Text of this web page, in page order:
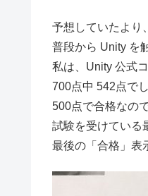
予想していたより
普段から Unity を
私は、Unity 公式
700点中 542点でし
500点で合格なの
試験を受けている
最後の「合格」表